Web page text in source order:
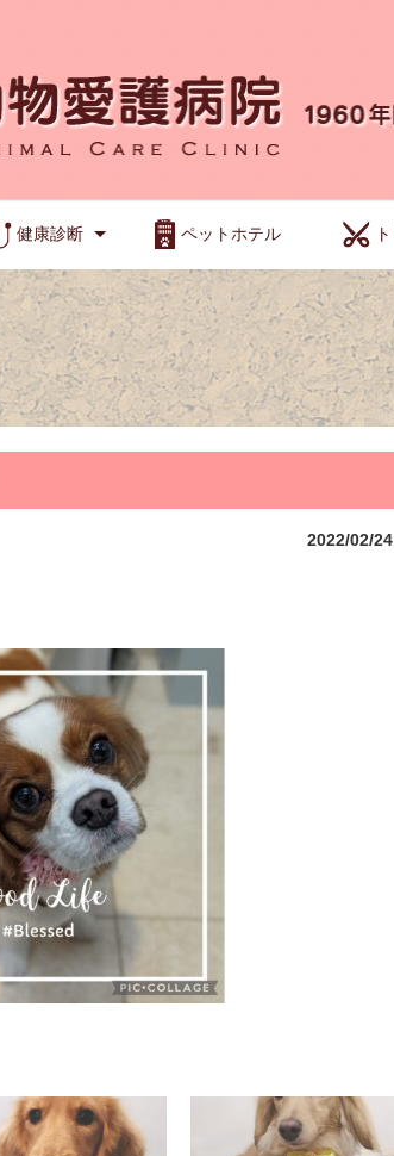
健康診断 ペットホテル
2022/02/24